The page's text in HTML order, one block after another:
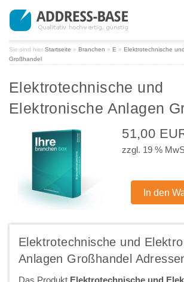
Sie sind hier Startseite » Branchen » E » Elektrotechnische
Großhandel
Elektrotechnische und
Elektronische Anlagen
51,00
zzgl. 19 %
Elektrotechnische und
Anlagen Großhandel
Das Produkt Elektrotechnische und